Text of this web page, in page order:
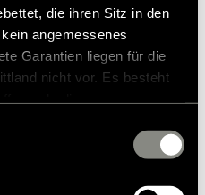
die ihren Sitz in den
angemessenes
Garantien liegen für die
nicht vor. Es besteht
können Daten für
finden Sie in